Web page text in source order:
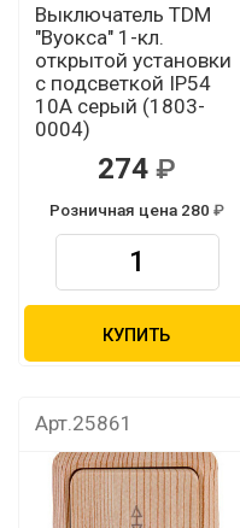
Выключатель TDM
"Вуокса" 1-кл.
открытой установки
с подсветкой IP54
10А серый (1803-
0004)
274
Розничная цена 280
КУПИТЬ
Арт.25861